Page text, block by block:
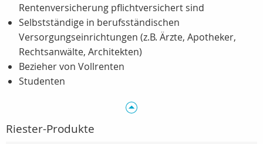
Rentenversicherung pflichtversichert sind
Selbstständige in berufsständischen
Versorgungseinrichtungen (z.B. Ärzte, Apotheker,
Rechtsanwälte, Architekten)
Bezieher von Vollrenten
Studenten
Riester-Produkte